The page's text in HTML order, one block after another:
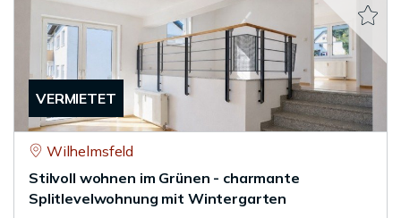
VERMIETET
Wilhelmsfeld
Stilvoll wohnen im Grünen - charmante
Splitlevelwohnung mit Wintergarten